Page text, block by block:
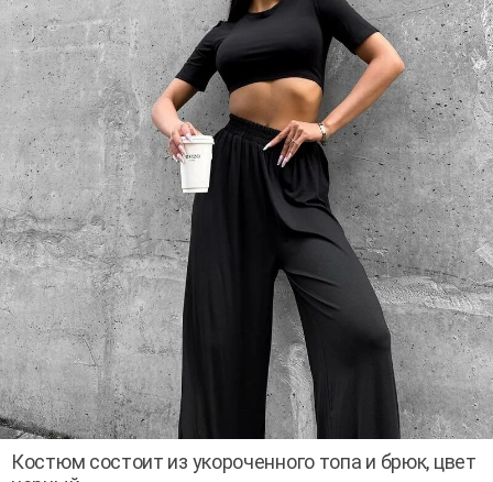
Костюм состоит из укороченного топа и брюк, цвет